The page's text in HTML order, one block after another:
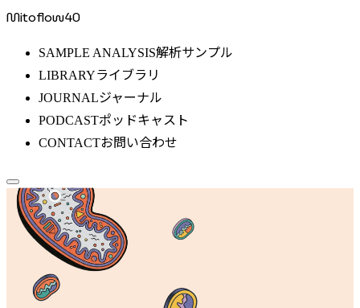
Mitoflow40
SAMPLE ANALYSIS解析サンプル
LIBRARYライブラリ
JOURNALジャーナル
PODCASTポッドキャスト
CONTACTお問い合わせ